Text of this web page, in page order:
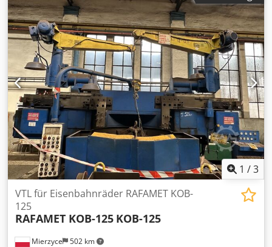
1 /3
Mierzyce 502 km
VTL für Eisenbahnräder RAFAMET KOB-
125
RAFAMET KOB-125 KOB-125